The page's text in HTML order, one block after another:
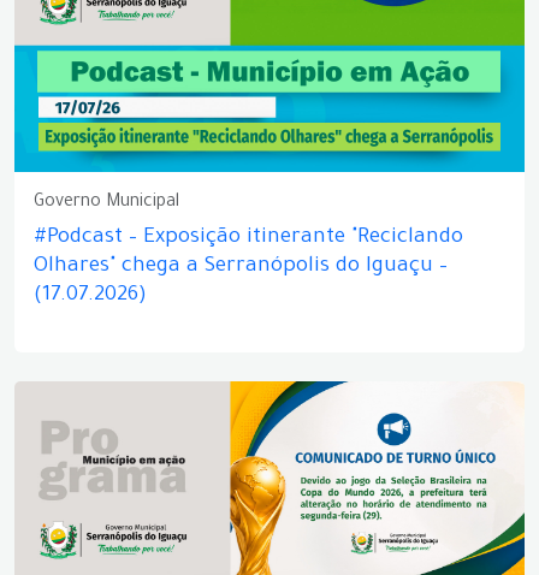
Governo Municipal
#Podcast – Exposição itinerante "Reciclando
Olhares" chega a Serranópolis do Iguaçu –
(17.07.2026)